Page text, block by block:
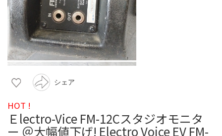
シェア
HOT !
Ｅlectro-Vice FM-12Cスタジオモニタ
ー ＠大幅値下げ! Electro Voice EV FM-